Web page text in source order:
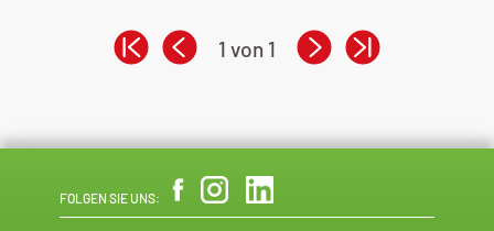
1 von 1
FOLGEN SIE UNS: